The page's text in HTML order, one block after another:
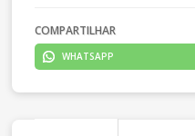
COMPARTILHAR
WHATSAPP